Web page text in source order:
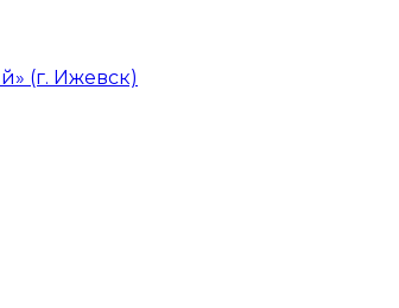
(г. Ижевск)